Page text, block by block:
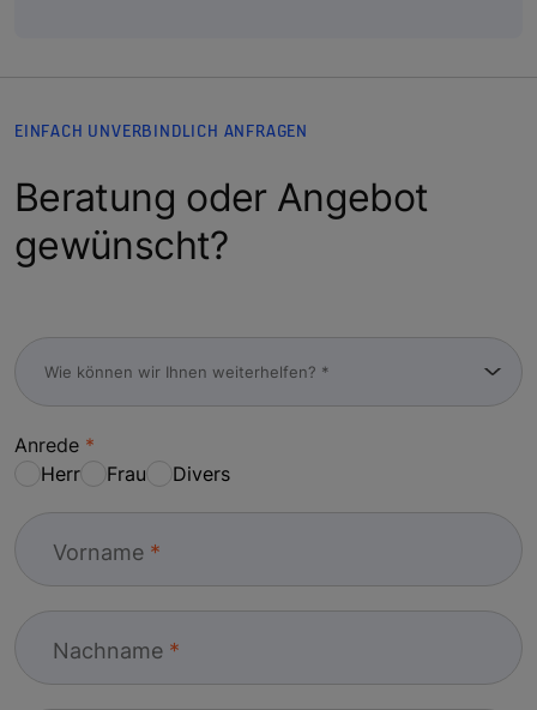
EINFACH UNVERBINDLICH ANFRAGEN
Beratung oder Angebot
gewünscht?
Anrede
Herr
Frau Divers
Vorname
Nachname